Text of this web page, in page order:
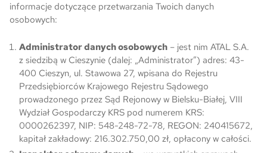
informacje dotyczące przetwarzania Twoich danych
osobowych:
Administrator danych osobowych – jest nim ATAL S.A.
z siedzibą w Cieszynie (dalej: „Administrator”) adres: 43-
400 Cieszyn, ul. Stawowa 27, wpisana do Rejestru
Przedsiębiorców Krajowego Rejestru Sądowego
prowadzonego przez Sąd Rejonowy w Bielsku-Białej, VIII
Wydział Gospodarczy KRS pod numerem KRS:
0000262397, NIP: 548-248-72-78, REGON: 240415672,
kapitał zakładowy: 216.302.750,00 zł, opłacony w całości.